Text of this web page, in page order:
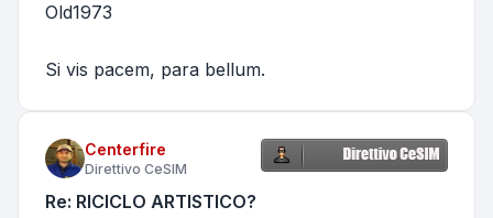
Old1973
Si vis pacem, para bellum.
Centerfire
Direttivo CeSIM
Re: RICICLO ARTISTICO?